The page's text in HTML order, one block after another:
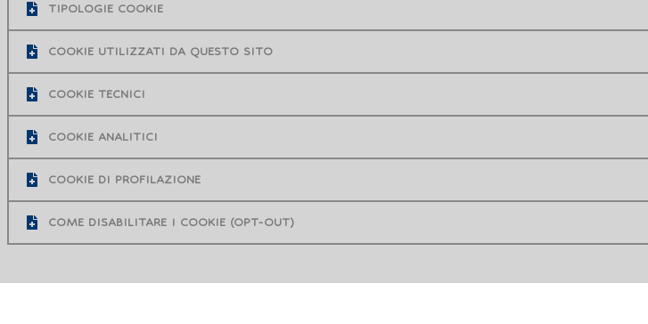
TIPOLOGIE COOKIE
COOKIE UTILIZZATI DA QUESTO SITO
COOKIE TECNICI
COOKIE ANALITICI
COOKIE DI PROFILAZIONE
COME DISABILITARE I COOKIE (OPT-OUT)